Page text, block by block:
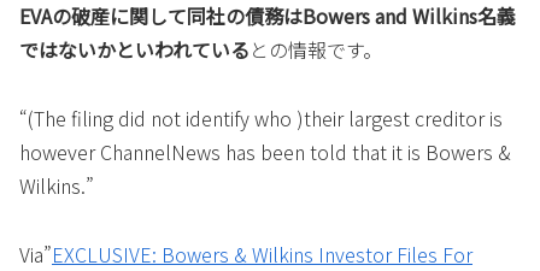
EVAの破産に関して同社の債務はBowers and Wilkins名義
ではないかといわれているとの情報です。
“(The filing did not identify who )their largest creditor is
however ChannelNews has been told that it is Bowers &
Wilkins.”
Via”EXCLUSIVE: Bowers & Wilkins Investor Files For